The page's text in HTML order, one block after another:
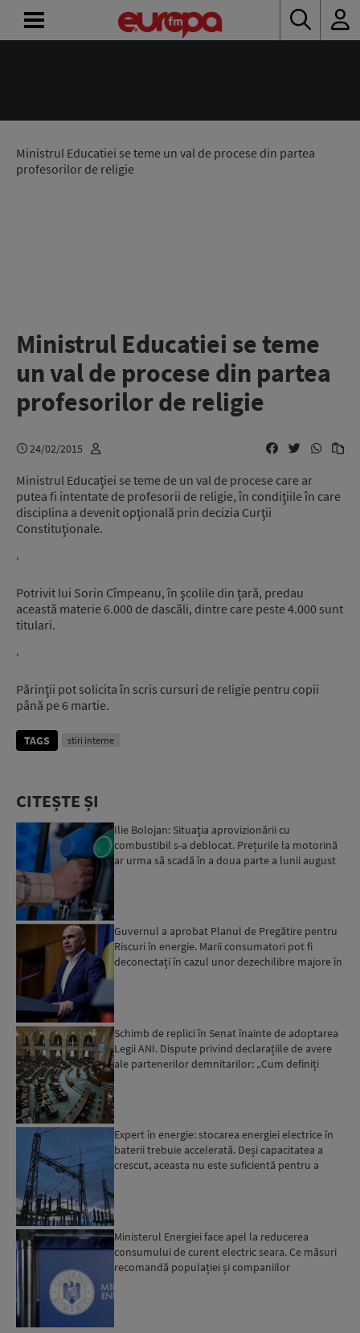
Ministrul Educatiei se teme un val de procese din partea
profesorilor de religie
Ministrul Educatiei se teme
un val de procese din partea
profesorilor de religie
24/02/2015
Ministrul Educaţiei se teme de un val de procese care ar
putea fi intentate de profesorii de religie, în condiţiile în care
disciplina a devenit opţională prin decizia Curţii
Constituţionale.
‘
Potrivit lui Sorin Cîmpeanu, în şcolile din ţară, predau
această materie 6.000 de dascăli, dintre care peste 4.000 sunt
titulari.
‘
Părinţii pot solicita în scris cursuri de religie pentru copii
până pe 6 martie.
TAGS stiri interne
CITEȘTE ȘI
Ilie Bolojan: Situaţia aprovizionării cu
combustibil s-a deblocat. Prețurile la motorină
ar urma să scadă în a doua parte a lunii august
Guvernul a aprobat Planul de Pregătire pentru
Riscuri în energie. Marii consumatori pot fi
deconectați în cazul unor dezechilibre majore în
Schimb de replici în Senat înainte de adoptarea
Legii ANI. Dispute privind declarațiile de avere
ale partenerilor demnitarilor: „Cum definiți
Expert în energie: stocarea energiei electrice în
baterii trebuie accelerată. Deși capacitatea a
crescut, aceasta nu este suficientă pentru a
Ministerul Energiei face apel la reducerea
consumului de curent electric seara. Ce măsuri
recomandă populației și companiilor
RADIO